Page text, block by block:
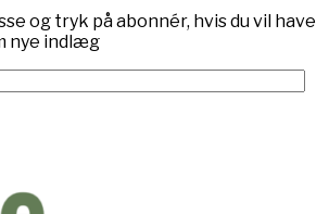
og tryk på abonnér, hvis du vil have
nye indlæg